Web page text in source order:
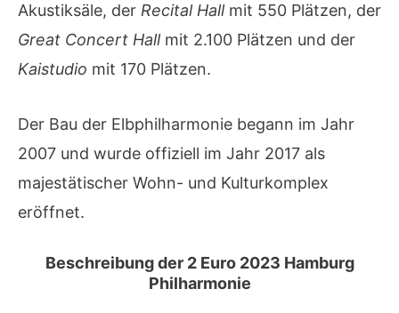
Akustiksäle, der Recital Hallmit 550 Plätzen, der
Great Concert Hallmit 2.100 Plätzen und der
Kaistudio mit 170 Plätzen.
Der Bau der Elbphilharmonie begann im Jahr
2007 und wurde offiziell im Jahr 2017 als
majestätischer Wohn- und Kulturkomplex
eröffnet.
Beschreibung der 2 Euro 2023 Hamburg
Philharmonie